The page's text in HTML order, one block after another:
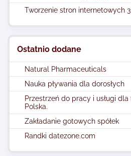
Tworzenie stron internetowych 3
Ostatnio dodane
Natural Pharmaceuticals
Nauka pływania dla dorosłych
Przestrzeń do pracy i usługi
Polska.
Zakładanie gotowych spółek
Randki datezone.com